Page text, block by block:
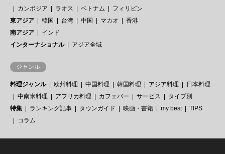
カンボジア
ラオス ベトナム
フィリピン
東アジア
韓国 台湾 中国 マカオ
香港
南アジア
インド
インターナショナル
アジア全域
ジャンル
料理ジャンル 欧州料理 中国料理 韓国料理 アジア料理
日本料理
中南米料理
アフリカ料理 カフェバー サービス
タイプ別
特集
ランキング記事 タウンガイド 映画・書籍 my best
TIPS
コラム